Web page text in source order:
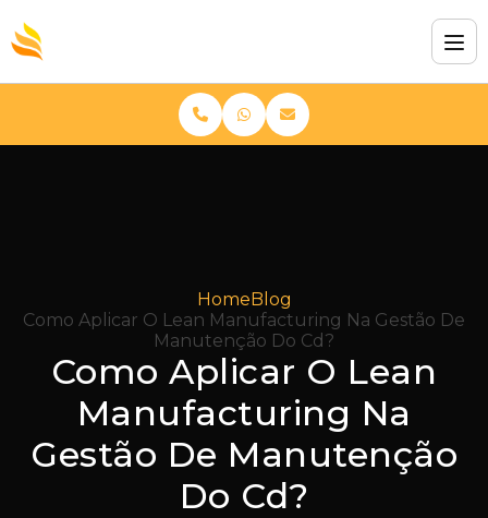
HomeBlog
Como Aplicar O Lean Manufacturing Na Gestão De
Manutenção Do Cd?
Como Aplicar O Lean
Manufacturing Na
Gestão De Manutenção
Do Cd?